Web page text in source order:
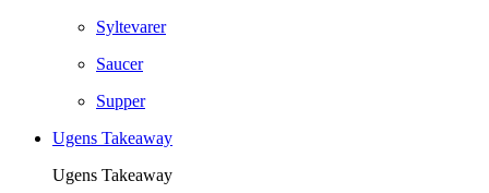
Syltevarer
Saucer
Supper
Ugens Takeaway
Ugens Takeaway